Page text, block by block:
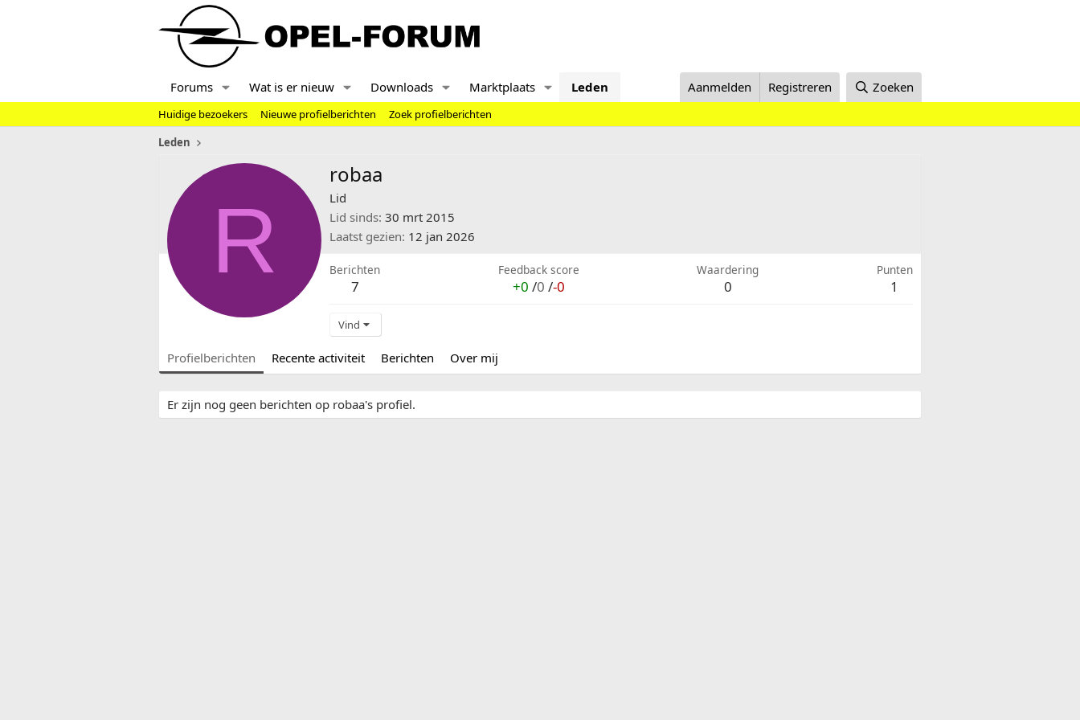
Forums Wat is er nieuw Downloads Marktplaats Leden Aanmelden Registreren Zoeken
Huidige bezoekers Nieuwe profielberichten
Zoek profielberichten
Leden
R
robaa
Lid
Lid sinds 30 mrt 2015
Laatst gezien 12 jan 2026
Berichten
7
Feedback score
+0 /0 /-0
Waardering
0
Punten
1
Vind
Profielberichten Recente activiteit Berichten Over mij
Er zijn nog geen berichten op robaa's profiel.